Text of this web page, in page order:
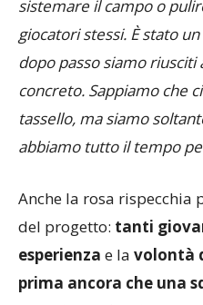
dessero una mano fino
sistemare il campo o
giocatori stessi. È stato
dopo passo siamo riusciti
concreto. Sappiamo che
tassello, ma siamo
Anche la rosa rispecchia
del progetto: tanti
esperienzae lavolontà